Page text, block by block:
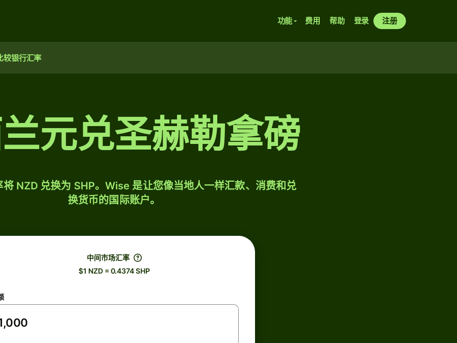
功能 费用 帮助 登录 注册
较银行汇率
元兑圣赫勒拿磅
NZD 兑换为 SHP。Wise 是让您像当地人一样汇款、消费和兑
换货币的国际账户。
中间市场汇率
$1 NZD = 0.4374 SHP